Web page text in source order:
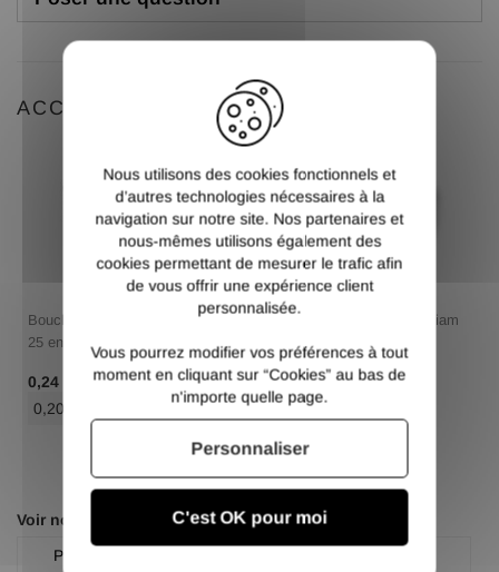
ACCESSOIRES
Bouchon rond plastique diam
25 en lots
0,24 €
/ Pce TTC
0,20 €
Bouchon rond plastique diam
25 en lots
0,24 €/ Pce TTC
0,20 €/ Pce HT
Voir nos autres pages :
Profilé rond inox 304l
Nous utilisons des cookies fonctionnels et
d’autres technologies nécessaires à la
navigation sur notre site. Nos partenaires et
nous-mêmes utilisons également des
cookies permettant de mesurer le trafic afin
de vous offrir une expérience client
personnalisée.
Vous pourrez modifier vos préférences à tout
moment en cliquant sur “Cookies” au bas de
n'importe quelle page.
C'est OK pour moi
Personnaliser